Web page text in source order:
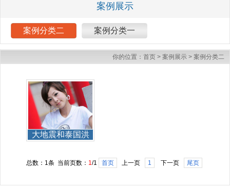
案例展示
案例分类二 案例分类一
你的位置： 首页 > 案例展示 > 案例分类二
大地震和泰国洪
总数：1条 当前页数： 1 /1 首页 上一页 1 下一页 尾页